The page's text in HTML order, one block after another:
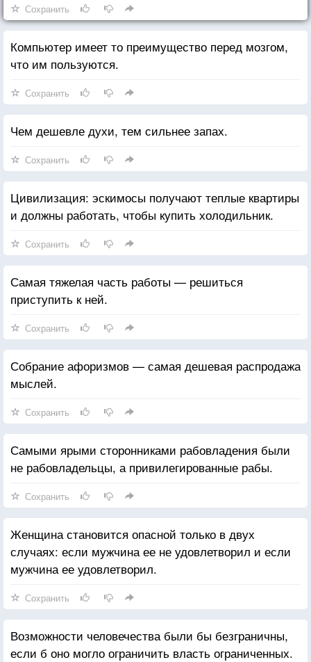
Сохранить
Компьютер имеет то преимущество перед мозгом,
что им пользуются.
Сохранить
Чем дешевле духи, тем сильнее запах.
Сохранить
Цивилизация: эскимосы получают теплые квартиры
и должны работать, чтобы купить холодильник.
Сохранить
Самая тяжелая часть работы — решиться
приступить к ней.
Сохранить
Собрание афоризмов — самая дешевая распродажа
мыслей.
Сохранить
Самыми ярыми сторонниками рабовладения были
не рабовладельцы, а привилегированные рабы.
Сохранить
Женщина становится опасной только в двух
случаях: если мужчина ее не удовлетворил и если
мужчина ее удовлетворил.
Сохранить
Возможности человечества были бы безграничны,
если б оно могло ограничить власть ограниченных.